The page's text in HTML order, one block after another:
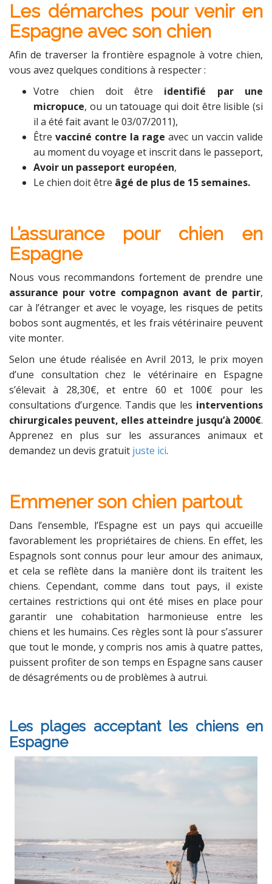
Les démarches pour venir en
Espagne avec son chien
Afin de traverser la frontière espagnole à votre chien,
vous avez quelques conditions à respecter :
Votre chien doit être identifié par une
micropuce, ou un tatouage qui doit être lisible (si
il a été fait avant le 03/07/2011),
Être vacciné contre la rage avec un vaccin valide
au moment du voyage et inscrit dans le passeport,
Avoir un passeport européen,
Le chien doit être âgé de plus de 15 semaines.
L’assurance pour chien en
Espagne
Nous vous recommandons fortement de prendre une
assurance pour votre compagnon avant de partir,
car à l’étranger et avec le voyage, les risques de petits
bobos sont augmentés, et les frais vétérinaire peuvent
vite monter.
Selon une étude réalisée en Avril 2013, le prix moyen
d’une consultation chez le vétérinaire en Espagne
s’élevait à 28,30€, et entre 60 et 100€ pour les
consultations d’urgence. Tandis que les interventions
chirurgicales peuvent, elles atteindre jusqu’à 2000€.
Apprenez en plus sur les assurances animaux et
demandez un devis gratuit juste ici.
Emmener son chien partout
Dans l’ensemble, l’Espagne est un pays qui accueille
favorablement les propriétaires de chiens. En effet, les
Espagnols sont connus pour leur amour des animaux,
et cela se reflète dans la manière dont ils traitent les
chiens. Cependant, comme dans tout pays, il existe
certaines restrictions qui ont été mises en place pour
garantir une cohabitation harmonieuse entre les
chiens et les humains. Ces règles sont là pour s’assurer
que tout le monde, y compris nos amis à quatre pattes,
puissent profiter de son temps en Espagne sans causer
de désagréments ou de problèmes à autrui.
Les plages acceptant les chiens en
Espagne